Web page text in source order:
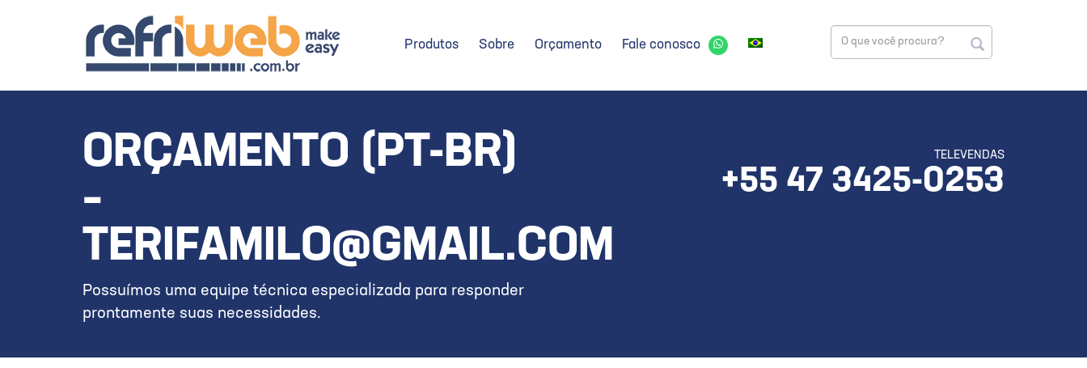
Produtos Sobre Orçamento Fale conosco
ORÇAMENTO (PT-BR)
–
TERIFAMILO@GMAIL.COM
Possuímos uma equipe técnica especializada para responder
prontamente suas necessidades.
TELEVENDAS
+55 47 3425-0253